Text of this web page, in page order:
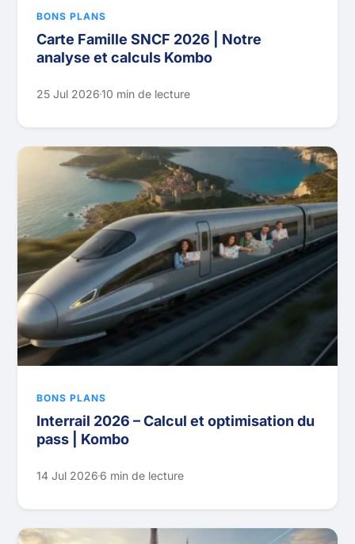
BONS PLANS
Carte Famille SNCF 2026 | Notre
analyse et calculs Kombo
25 Jul 202610 min de lecture
BONS PLANS
Interrail 2026 – Calcul et optimisation du
pass | Kombo
14 Jul 20266 min de lecture